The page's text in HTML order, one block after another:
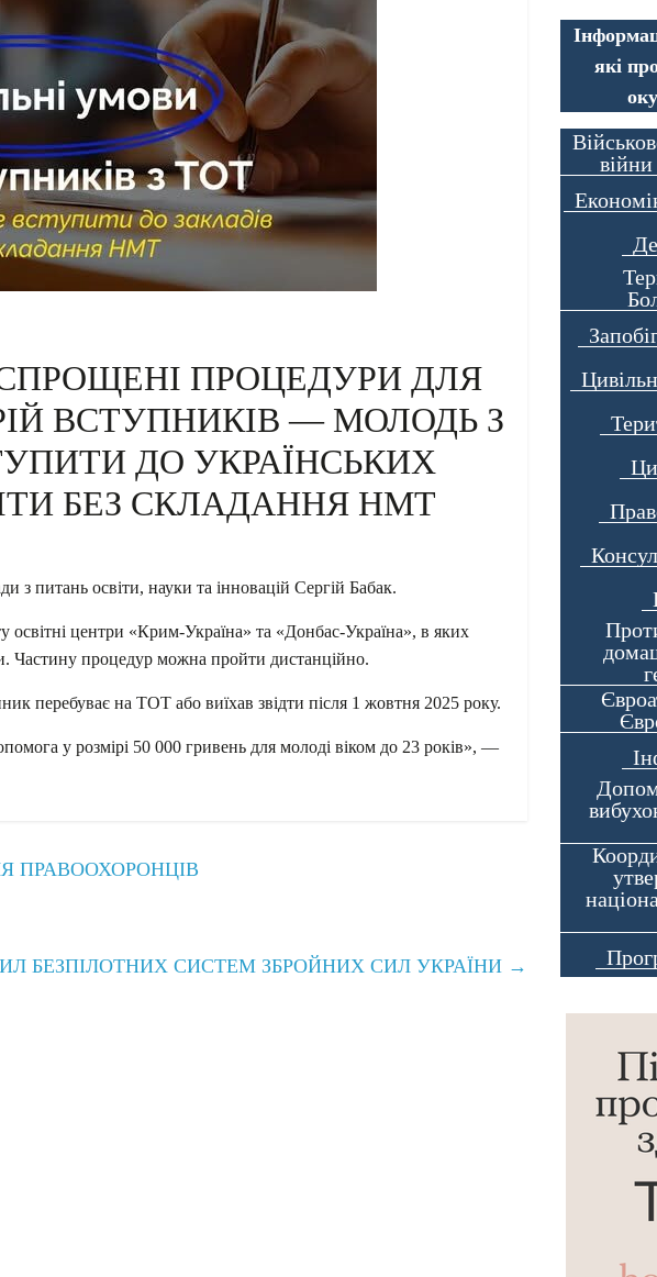
ПРОЦЕДУРИ ДЛЯ
ВСТУПНИКІВ — МОЛОДЬ З
ДО УКРАЇНСЬКИХ
БЕЗ СКЛАДАННЯ НМТ
з питань освіти, науки та інновацій Сергій Бабак.
освітні центри «Крим-Україна» та «Донбас-Україна», в яких
Частину процедур можна пройти дистанційно.
перебуває на ТОТ або виїхав звідти після 1 жовтня 2025 року.
у розмірі 50 000 гривень для молоді віком до 23 років», —
ПРАВООХОРОНЦІВ
БЕЗПІЛОТНИХ СИСТЕМ ЗБРОЙНИХ СИЛ УКРАЇНИ →
які